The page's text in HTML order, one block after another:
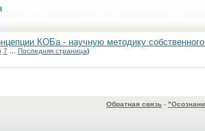
КОБа - научную методику собственного
7 Последняя страница)
Обратная связь -